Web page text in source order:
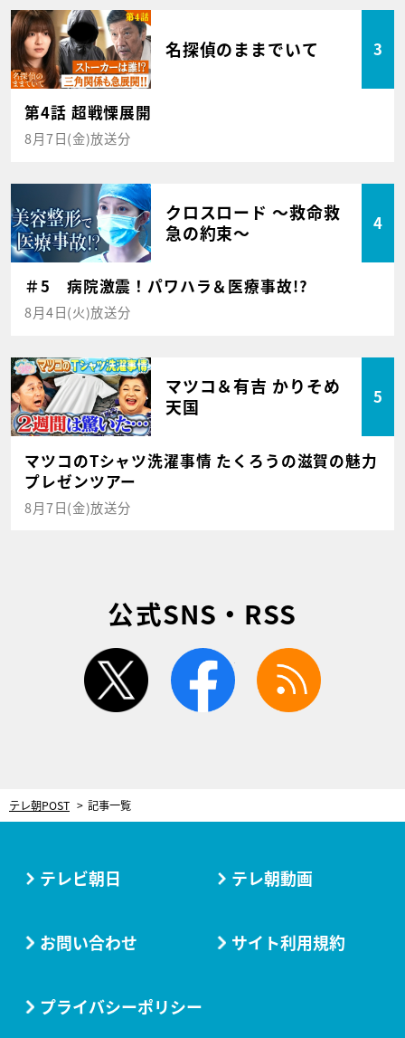
名探偵のままでいて 3
第4話 超戦慄展開
8月7日(金)放送分
クロスロード ～救命救
急の約束～
4
＃5 病院激震！パワハラ＆医療事故!?
8月4日(火)放送分
マツコ＆有吉 かりそめ
天国
5
マツコのTシャツ洗濯事情 たくろうの滋賀の魅力
プレゼンツアー
8月7日(金)放送分
公式SNS・RSS
twitter facebook
テレ朝POST 記事一覧
テレビ朝日 テレ朝動画
お問い合わせ サイト利用規約
プライバシーポリシー